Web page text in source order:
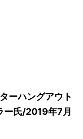
ーハングアウト
ー氏/2019年7月